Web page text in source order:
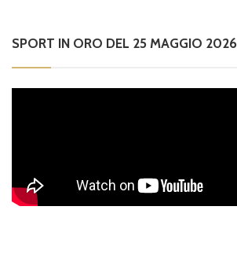
SPORT IN ORO DEL 25 MAGGIO 2026